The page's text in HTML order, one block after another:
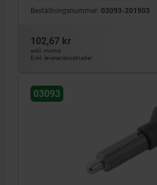
Beställningsnummer: 03093-201903
102,67 kr
exkl. moms
Exkl. leveranskostnader
03093